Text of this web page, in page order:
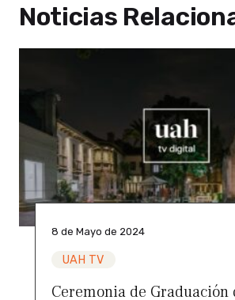
Noticias
8 de Mayo de 2024
UAH TV
Ceremonia de Graduación